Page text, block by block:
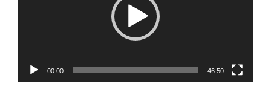
00:00 46:50